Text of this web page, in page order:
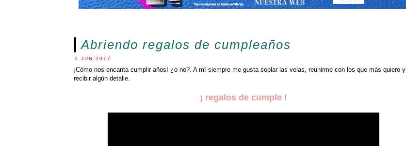
Abriendo regalos de cumpleaños
1 JUN 2017
¡Cómo nos encanta cumplir años! ¿o no?. A mí siempre me gusta soplar las velas, reunirme con los que más quiero y
recibir algún detalle.
¡ regalos de cumple !